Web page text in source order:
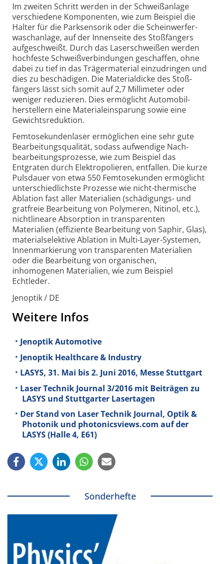
Im zweiten Schritt werden in der Schweißanlage
verschiedene Komponenten, wie zum Beispiel die
Halter für die Park­sensorik oder die Schein­werfer­
wasch­anlage, auf der Innen­seite des Stoß­fängers
aufgeschweißt. Durch das Laser­schweißen werden
hochfeste Schweiß­verbindungen geschaffen, ohne
dabei zu tief in das Träger­material einzudringen und
dies zu beschädigen. Die Material­dicke des Stoß­
fängers lässt sich somit auf 2,7 Millimeter oder
weniger reduzieren. Dies ermöglicht Automobil­
herstellern eine Material­einsparung sowie eine
Gewichts­reduktion.
Femtosekundenlaser ermöglichen eine sehr gute
Bearbeitungs­qualität, sodass aufwendige Nach­
bearbeitungs­prozesse, wie zum Beispiel das
Entgraten durch Elektro­polieren, entfallen. Die kurze
Pulsdauer von etwa 550 Femtosekunden ermöglicht
unterschiedlichste Prozesse wie nicht-thermische
Ablation fast aller Materialien (schädigungs- und
gratfreie Bearbeitung von Polymeren, Nitinol, etc.),
nichtlineare Absorption in transparenten
Materialien (effiziente Bearbeitung von Saphir, Glas),
material­selektive Ablation in Multi-Layer-Systemen,
Innen­markierung von transparenten Materialien
oder die Bearbeitung von organischen,
inhomogenen Materialien, wie zum Beispiel
Echtleder.
Jenoptik / DE
Weitere Infos
Jenoptik Automotive
Jenoptik Healthcare & Industry
LASYS, 31. Mai bis 2. Juni 2016, Messe Stuttgart
Laser Technik Journal 3/2016 mit Beiträgen zu
LASYS und Stuttgarter Lasertagen
Der Stand von Laser Technik Journal, Optik &
Photonik und photonicsviews.com auf der
LASYS (Halle 4, E61)
Sonderhefte